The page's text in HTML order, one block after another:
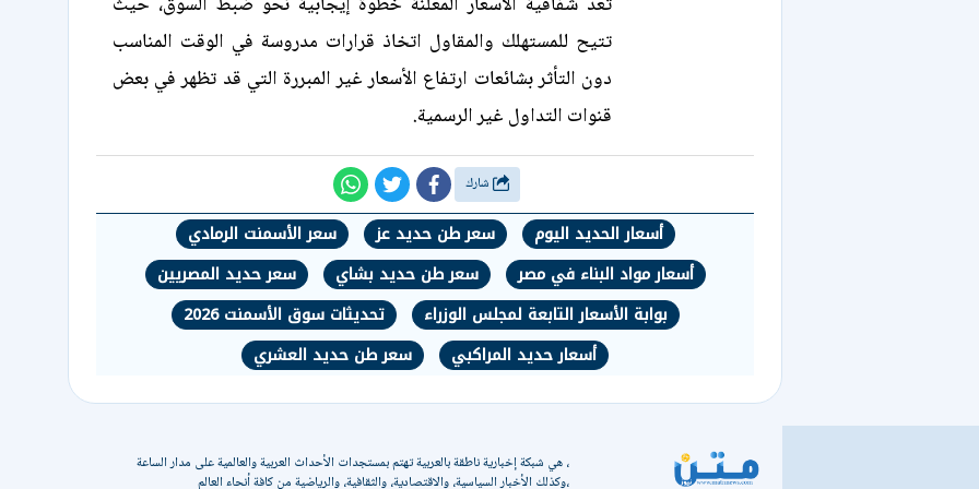
تتيح للمستهلك والمقاول اتخاذ قرارات مدروسة في الوقت المناسب
دون التأثر بشائعات ارتفاع الأسعار غير المبررة التي قد تظهر في بعض
قنوات التداول غير الرسمية.
أسعار الحديد اليوم سعر طن حديد عز
سعر الأسمنت الرمادي
أسعار مواد البناء في مصر
سعر طن حديد بشاي
سعر حديد المصريين
بوابة الأسعار التابعة لمجلس الوزراء
تحديثات سوق الأسمنت 2026
أسعار حديد المراكبي
سعر طن حديد العشري
، هي شبكة إخبارية ناطقة بالعربية تهتم بمستجدات الأحداث العربية والعالمية على مدار الساعة
،وكذلك الأخبار السياسية، والاقتصادية، والثقافية، والرياضية من كافة أنحاء العالم